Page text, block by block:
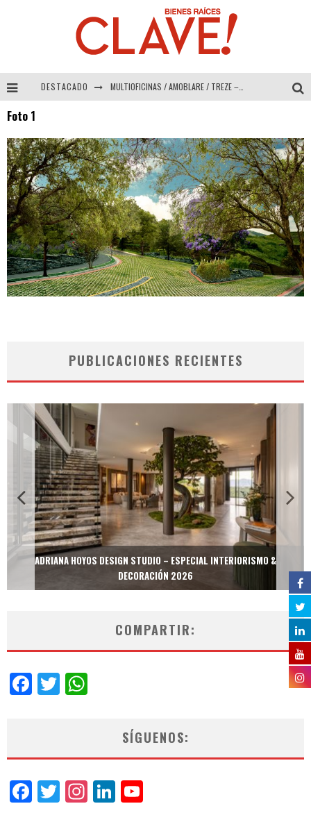
DESTACADO MULTIOFICINAS / AMOBLARE / TREZE – Especial Interiorismo & Decoración 2026
COLINEAL – Especial Interiorismo & Decoración 2026
ADRIANA HOYOS DESIGN STUDIO – Especial Interiorismo & Decoración 2026
Foto 1
PUBLICACIONES RECIENTES
ADRIANA HOYOS DESIGN STUDIO – ESPECIAL INTERIORISMO &
DECORACIÓN 2026
COMPARTIR:
Facebook
Twitter
SÍGUENOS:
Facebook
Twitter
Instagram
LinkedIn